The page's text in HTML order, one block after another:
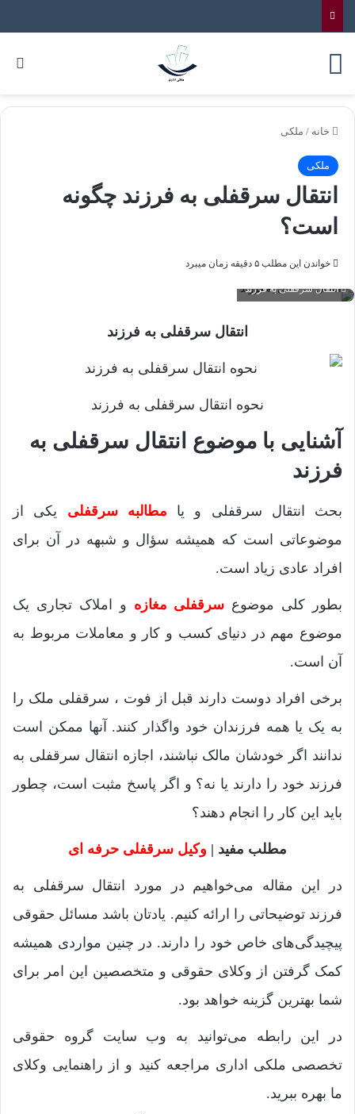
خانه / ملکی
ملکی
انتقال سرقفلی به فرزند چگونه
است؟
خواندن این مطلب ۵ دقیقه زمان میبرد
انتقال سرقفلی به فرزند
انتقال سرقفلی به فرزند
نحوه انتقال سرقفلی به فرزند
آشنایی با موضوع انتقال سرقفلی به
فرزند
بحث انتقال سرقفلی و یا مطالبه سرقفلی یکی از
موضوعاتی است که همیشه سؤال و شبهه در آن برای
افراد عادی زیاد است.
بطور کلی موضوع سرقفلی مغازه و املاک تجاری یک
موضوع مهم در دنیای کسب و کار و معاملات مربوط به
آن است.
برخی افراد دوست دارند قبل از فوت ، سرقفلی ملک را
به یک یا همه فرزندان خود واگذار کنند. آنها ممکن است
ندانند اگر خودشان مالک نباشند، اجازه انتقال سرقفلی به
فرزند خود را دارند یا نه؟ و اگر پاسخ مثبت است، چطور
باید این کار را انجام دهند؟
مطلب مفید | وکیل سرقفلی حرفه ای
در این مقاله می‌خواهیم در مورد انتقال سرقفلی به
فرزند توضیحاتی را ارائه کنیم. یادتان باشد مسائل حقوقی
پیچیدگی‌های خاص خود را دارند. در چنین مواردی همیشه
کمک گرفتن از وکلای حقوقی و متخصصین این امر برای
شما بهترین گزینه خواهد بود.
در این رابطه می‌توانید به وب سایت گروه حقوقی
تخصصی ملکی اداری مراجعه کنید و از راهنمایی وکلای
ما بهره ببرید.